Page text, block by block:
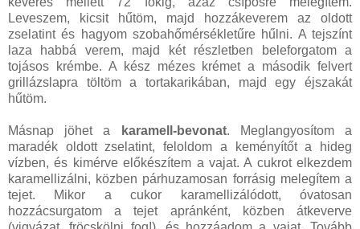
Leveszem, kicsit hűtöm, majd hozzákeverem az oldott
zselatint és hagyom szobahőmérsékletűre hűlni. A tejszínt
laza habbá verem, majd két részletben beleforgatom a
tojásos krémbe. A kész mézes krémet a második felvert
grillázslapra töltöm a tortakarikában, majd egy éjszakát
hűtöm.
Másnap jöhet a karamell-bevonat. Meglangyosítom a
maradék oldott zselatint, feloldom a keményítőt a hideg
vízben, és kimérve előkészítem a vajat. A cukrot elkezdem
karamellizálni, közben párhuzamosan forrásig melegítem a
tejet. Mikor a cukor karamellizálódott, óvatosan
hozzácsurgatom a tejet apránként, közben átkeverve